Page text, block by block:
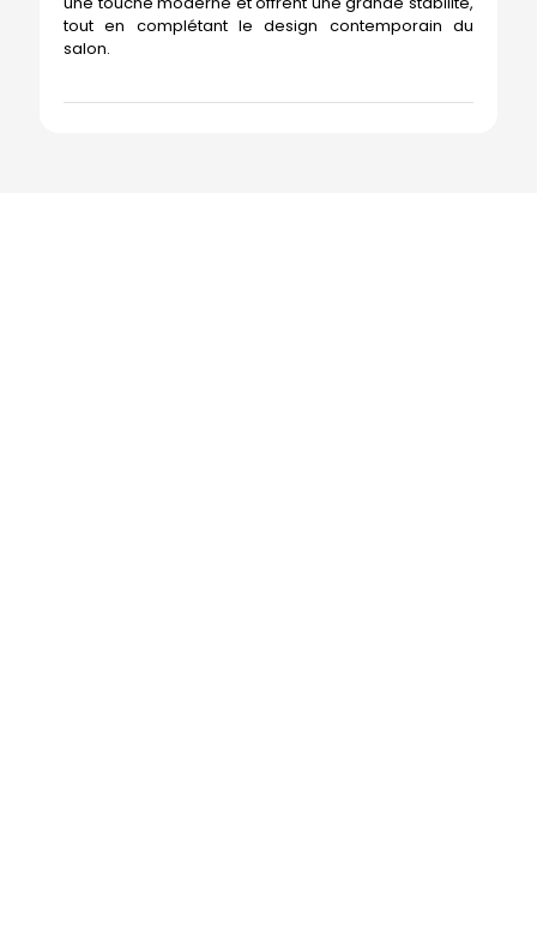
tout en complétant le design contemporain du
salon.